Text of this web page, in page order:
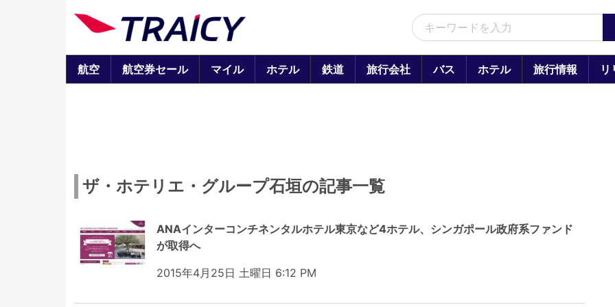
航空 航空券セール マイル ホテル 鉄道 旅行会社 バス ホテル 旅行情報 リ
ザ・ホテリエ・グループ石垣の記事一覧
ANAインターコンチネンタルホテル東京など4ホテル、シンガポール政府系ファンド
が取得へ
2015年4月25日 土曜日 6:12 PM